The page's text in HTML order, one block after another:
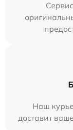
Наш
доставит